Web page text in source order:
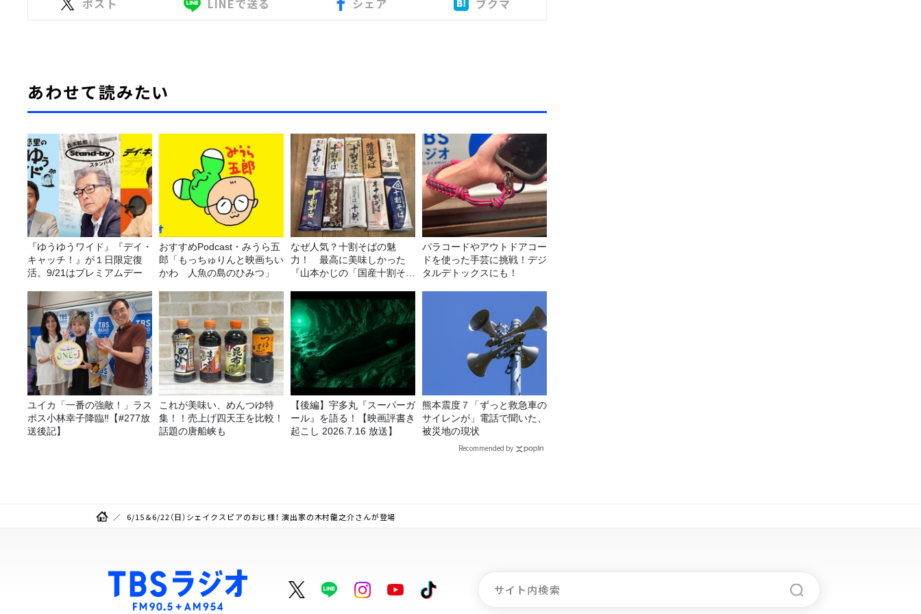
LINEで送る
あわせて読みたい
『ゆうゆうワイド』『デイ・
キャッチ！』が１日限定復
活。9/21はプレミアムデー
おすすめPodcast・みうら五
郎「もっちゅりんと映画ちい
かわ 人魚の島のひみつ」
なぜ人気？十割そばの魅
力！ 最高に美味しかった
『山本かじの「国産十割そ
種食べ比べ】
パラコードやアウトドアコー
ドを使った手芸に挑戦！デジ
タルデトックスにも！
ユイカ「一番の強敵！」ラス
ボス小林幸子降臨‼【#277放
送後記】
これが美味い、めんつゆ特
集！！売上げ四天王を比較！
話題の唐船峡も
【後編】宇多丸『スーパーガ
ール』を語る！【映画評書き
起こし 2026.7.16 放送】
熊本震度７「ずっと救急車の
サイレンが」電話で聞いた、
被災地の現状
Recommended by
6/15＆6/22（日）シェイクスピアのおじ様！ 演出家の木村龍之介さんが登場